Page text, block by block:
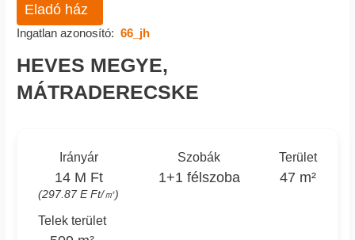
Eladó ház
Ingatlan azonosító: 66_jh
HEVES MEGYE,
MÁTRADERECSKE
Irányár
14 M Ft
(297.87 E Ft/㎡)
Szobák
1+1 félszoba
Terület
47 m²
Telek terület